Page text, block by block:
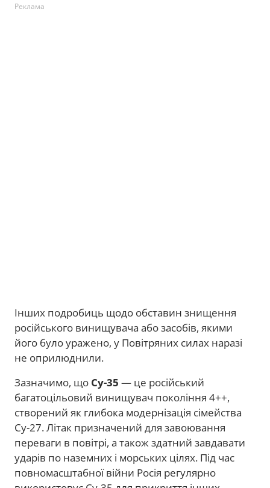
Реклама
Інших подробиць щодо обставин знищення
російського винищувача або засобів, якими
його було уражено, у Повітряних силах наразі
не оприлюднили.
Зазначимо, що Су-35 — це російський
багатоцільовий винищувач покоління 4++,
створений як глибока модернізація сімейства
Су-27. Літак призначений для завоювання
переваги в повітрі, а також здатний завдавати
ударів по наземних і морських цілях. Під час
повномасштабної війни Росія регулярно